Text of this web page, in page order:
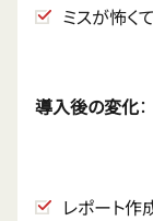
ミスが怖く
導入後の変化：
レポート